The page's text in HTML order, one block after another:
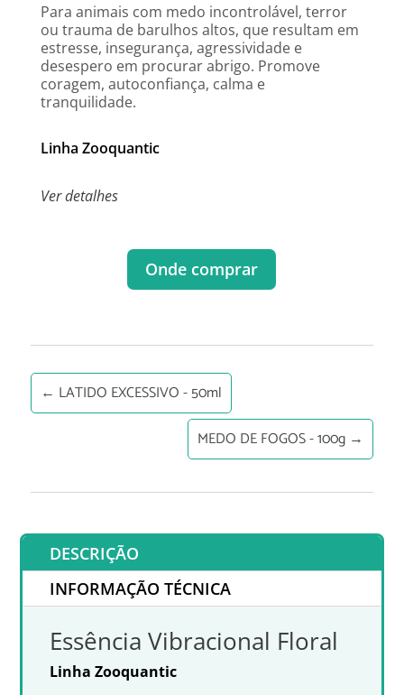
Para animais com medo incontrolável, terror
ou trauma de barulhos altos, que resultam em
estresse, insegurança, agressividade e
desespero em procurar abrigo. Promove
coragem, autoconfiança, calma e
tranquilidade.
Linha Zooquantic
Ver detalhes
Onde comprar
← LATIDO EXCESSIVO - 50ml
MEDO DE FOGOS - 100g →
DESCRIÇÃO
INFORMAÇÃO TÉCNICA
Essência Vibracional Floral
Linha Zooquantic